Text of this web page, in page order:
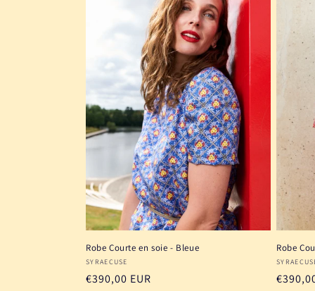
Robe Courte en soie - Bleue
Fournisseur :
SYRAECUSE
Prix
€390,00 EUR
Robe
Prix